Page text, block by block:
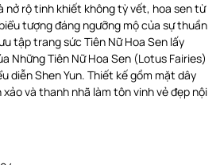
nở rộ tinh khiết không tỳ vết, hoa sen từ
tượng đáng ngưỡng mộ của sự thuần
tập trang sức Tiên Nữ Hoa Sen lấy
Những Tiên Nữ Hoa Sen (Lotus Fairies)
diễn Shen Yun. Thiết kế gồm mặt dây
và thanh nhã làm tôn vinh vẻ đẹp nội